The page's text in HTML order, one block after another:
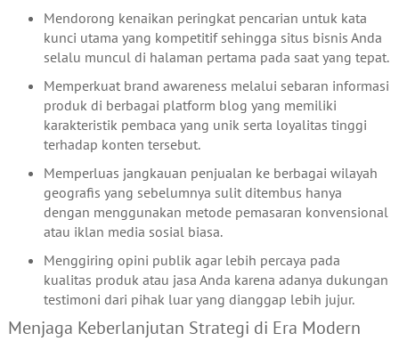
Mendorong kenaikan peringkat pencarian untuk kata
kunci utama yang kompetitif sehingga situs bisnis Anda
selalu muncul di halaman pertama pada saat yang tepat.
Memperkuat brand awareness melalui sebaran informasi
produk di berbagai platform blog yang memiliki
karakteristik pembaca yang unik serta loyalitas tinggi
terhadap konten tersebut.
Memperluas jangkauan penjualan ke berbagai wilayah
geografis yang sebelumnya sulit ditembus hanya
dengan menggunakan metode pemasaran konvensional
atau iklan media sosial biasa.
Menggiring opini publik agar lebih percaya pada
kualitas produk atau jasa Anda karena adanya dukungan
testimoni dari pihak luar yang dianggap lebih jujur.
Menjaga Keberlanjutan Strategi di Era Modern